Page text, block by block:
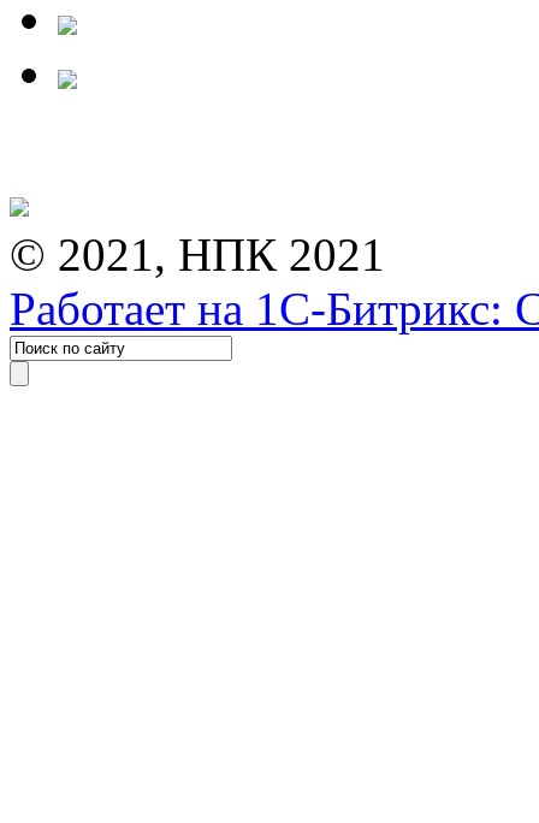
© 2021, НПК 2021
Работает на 1С-Битрикс: